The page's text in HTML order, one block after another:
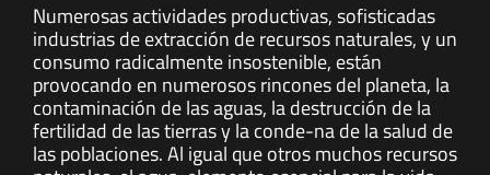
Numerosas actividades productivas, sofisticadas
industrias de extracción de recursos naturales, y un
consumo radicalmente insostenible, están
provocando en numerosos rincones del planeta, la
contaminación de las aguas, la destrucción de la
fertilidad de las tierras y la conde-na de la salud de
las poblaciones. Al igual que otros muchos recursos